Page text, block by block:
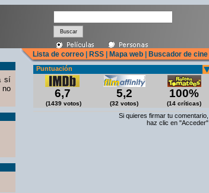
Lista de correo RSS Mapa web Buscador de cine
sí
no
Puntuación
6,7
(1439 votos)
5,2
(32 votos)
100%
(14 críticas)
Si quieres firmar tu comentario,
haz clic en "Acceder"